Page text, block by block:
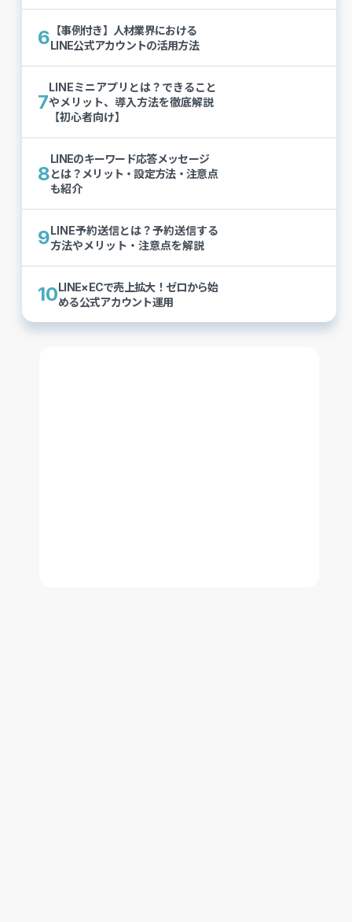
6 【事例付き】人材業界における
LINE公式アカウントの活用方法
7
LINEミニアプリとは？できること
やメリット、導入方法を徹底解説
【初心者向け】
8
LINEのキーワード応答メッセージ
とは？メリット・設定方法・注意点
も紹介
9LINE予約送信とは？予約送信する
方法やメリット・注意点を解説
10LINE×ECで売上拡大！ゼロから始
める公式アカウント運用